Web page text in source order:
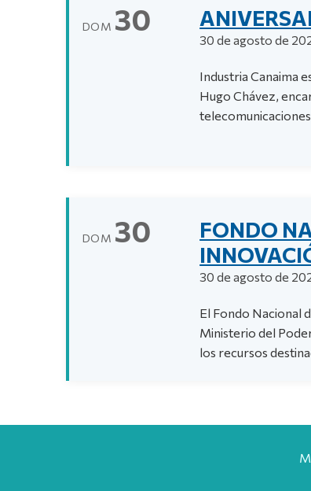
DOM 30
30 de agosto de
Industria Canaima
Hugo Chávez,
DOM 30
FONDO
30 de agosto de
El Fondo Nacional
Ministerio del
los recursos